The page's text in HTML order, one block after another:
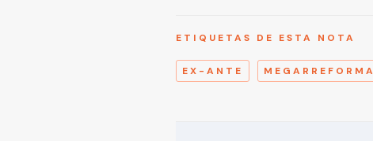
ETIQUETAS DE ESTA NOTA
EX-ANTE MEGARREFORMA